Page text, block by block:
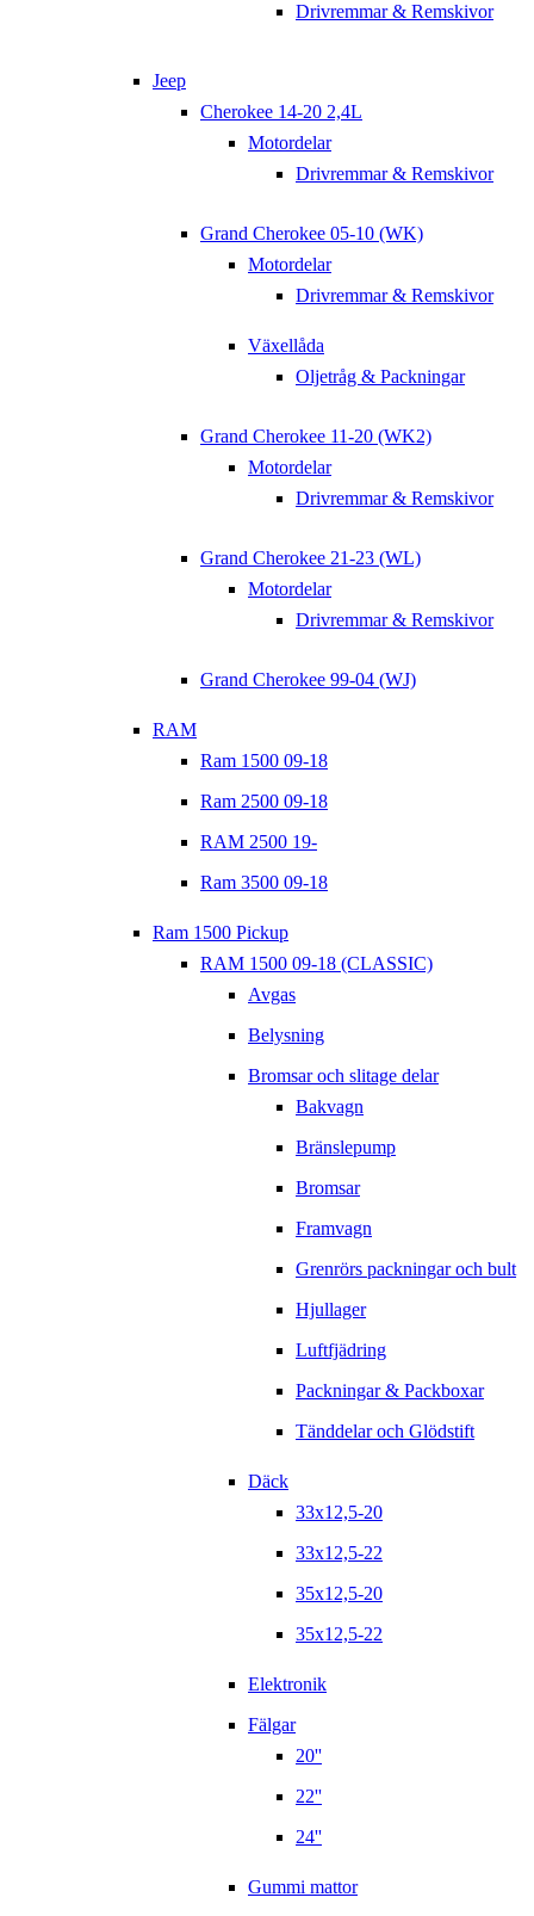
Drivremmar & Remskivor
Jeep
Cherokee 14-20 2,4L
Motordelar
Drivremmar & Remskivor
Grand Cherokee 05-10 (WK)
Motordelar
Drivremmar & Remskivor
Växellåda
Oljetråg & Packningar
Grand Cherokee 11-20 (WK2)
Motordelar
Drivremmar & Remskivor
Grand Cherokee 21-23 (WL)
Motordelar
Drivremmar & Remskivor
Grand Cherokee 99-04 (WJ)
RAM
Ram 1500 09-18
Ram 2500 09-18
RAM 2500 19-
Ram 3500 09-18
Ram 1500 Pickup
RAM 1500 09-18 (CLASSIC)
Avgas
Belysning
Bromsar och slitage delar
Bakvagn
Bränslepump
Bromsar
Framvagn
Grenrörs packningar och bult
Hjullager
Luftfjädring
Packningar & Packboxar
Tänddelar och Glödstift
Däck
33x12,5-20
33x12,5-22
35x12,5-20
35x12,5-22
Elektronik
Fälgar
20''
22''
24''
Gummi mattor